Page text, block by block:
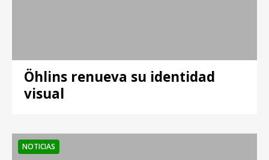
Öhlins renueva su identidad
visual
NOTICIAS